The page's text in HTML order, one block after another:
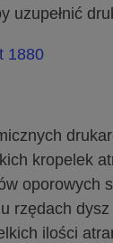
uzupełnić
1880
kropelek
oporowych
rzędach
ilości